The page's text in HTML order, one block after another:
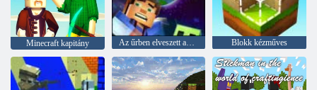
Minecraft kapitány Az űrben elveszett aknák Blokk kézműves